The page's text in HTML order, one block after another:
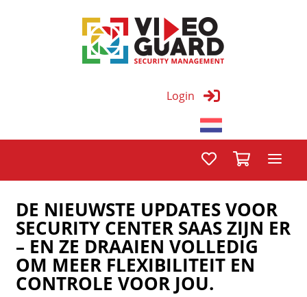
Login
DE NIEUWSTE UPDATES VOOR
SECURITY CENTER SAAS ZIJN ER
– EN ZE DRAAIEN VOLLEDIG
OM MEER FLEXIBILITEIT EN
CONTROLE VOOR JOU.